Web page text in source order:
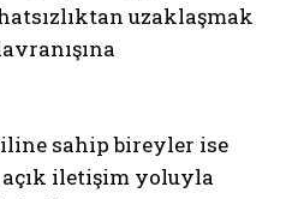
uzaklaşmak
sahip bireyler ise
iletişim yoluyla